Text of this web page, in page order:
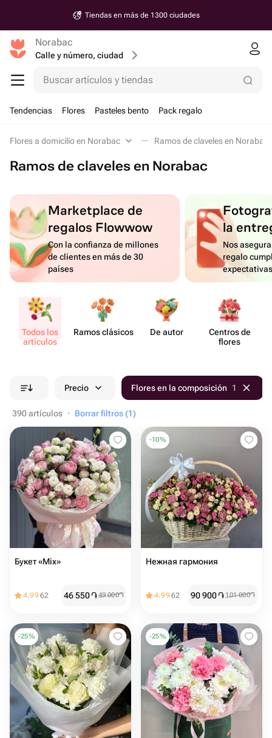
Tiendas en más de 1300 ciudades
Norabac
Calle y número, ciudad
Buscar artículos y tiendas
Tendencias Flores Pasteles bento Pack regalo
Flores a domicilio en Norabac Ramos de claveles en Norabac
Ramos de claveles en Norabac
Marketplace de
regalos Flowwow
Con la confianza de millones
de clientes en más de 30
países
la
Nos
regalo
Todos los
artículos
Ramos clásicos De autor
Centros de
flores
Precio Flores en la composición 1
390 artículos · Borrar filtros (1)
Букет «Mix»
4.9962 46 550֏49 000֏
-10%
Нежная гармония
4.9962 90 900֏ 101 000֏
-25% -25%